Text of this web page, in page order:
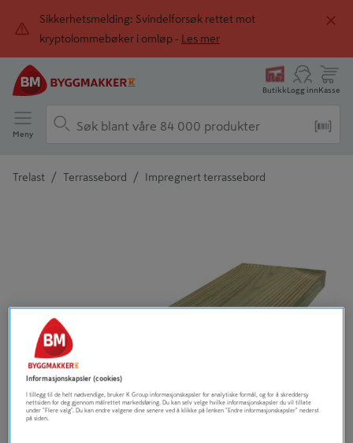
Sikkerhetsmelding: Svindelforsøk rettet mot
kryptolommebøker i omløp -
Les mer
ButikkLogg innKasse
Meny
Trelast / Terrassebord / Impregnert terrassebord
Tidligere
Informasjonskapsler (cookies)
I tillegg til de helt nødvendige, bruker K Group informasjonskapsler for analytiske formål, og for å skreddersy
nettsiden for deg gjennom målrettet markedsføring. Du kan selv velge hvilke informasjonskapsler du vil tillate
under "Flere valg". Du kan endre valgene dine senere ved å klikke på lenken "Endre informasjonskapsler" nederst
på siden.